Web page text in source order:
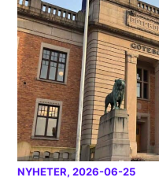
NYHETER, 2026-06-25